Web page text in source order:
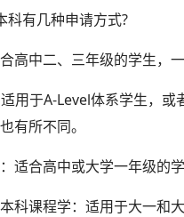
科有几种申请方式?
高中二、三年级的学生，
用于A-Level体系学生，
有所不同。
适合高中或大学一年级的
科课程学：适用于大一和